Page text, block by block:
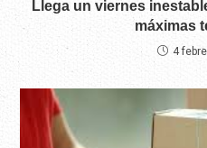
Llega un viernes
máximas
4